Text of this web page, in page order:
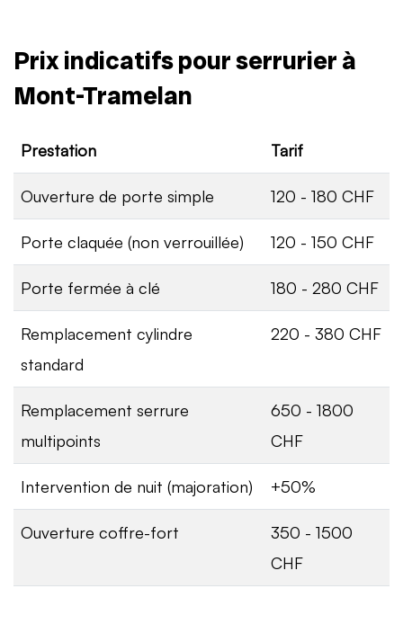
Prix indicatifs pour serrurier à
Mont-Tramelan
Prestation Tarif
Ouverture de porte simple 120 - 180 CHF
Porte claquée (non verrouillée) 120 - 150 CHF
Porte fermée à clé 180 - 280 CHF
Remplacement cylindre
standard
220 - 380 CHF
Remplacement serrure
multipoints
650 - 1800
CHF
Intervention de nuit (majoration) +50%
Ouverture coffre-fort
350 - 1500
CHF